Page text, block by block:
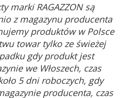
marki RAGAZZON są
z magazynu producenta
produktów w Polsce
towar tylko ze świeżej
gdy produkt jest
we Włoszech, czas
5 dni roboczych, gdy
producenta, czas